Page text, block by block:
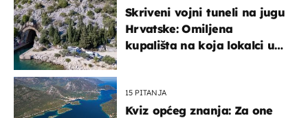
Skriveni vojni tuneli na jugu
Hrvatske: Omiljena
kupališta na koja lokalci u
15 PITANJA
Kviz općeg znanja: Za one